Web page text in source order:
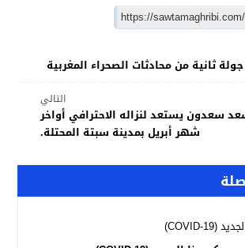
ثانية من محادثات الصحراء المغربية
التالي
سعدون يستعد لنزاله الاحترافي أواخر
شهر أبريل بمدينة سبتة المحتلة.